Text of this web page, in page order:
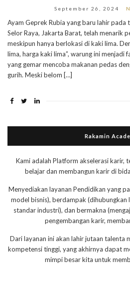
September 26, 2024
Ayam Geprek Rubia yang baru lahir pada
Selor Raya, Jakarta Barat, telah menarik
meskipun hanya berlokasi di kaki lima.
lima, harga kaki lima”, warung ini
yang gemar mencoba makanan pedas
gurih. Meski belom […]
Rakamin
Kami adalah Platform akselerasi karir,
belajar dan membangun karir di
Menyediakan layanan Pendidikan yang
model bisnis), berdampak (dihubungkan
standar industri), dan bermakna
pengembangan karir,
Dari layanan ini akan lahir jutaan talenta
kompetensi tinggi, yang akhirnya dapat
mimpi besar kita untuk